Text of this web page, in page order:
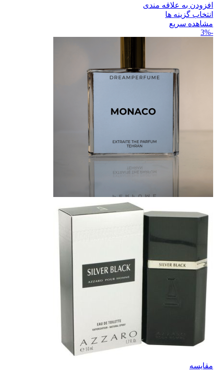
افزودن به علاقه مندی
انتخاب گزینه ها
مشاهده سریع
-3%
مقایسه